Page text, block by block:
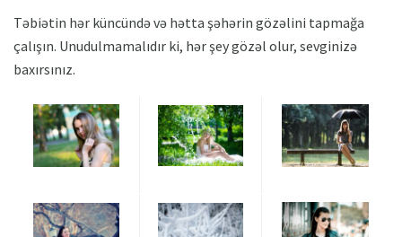
Təbiətin hər küncündə və hətta şəhərin gözəlini tapmağa
çalışın. Unudulmamalıdır ki, hər şey gözəl olur, sevginizə
baxırsınız.